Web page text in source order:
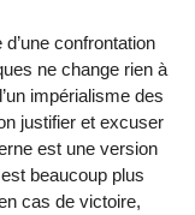
confrontation
ne change rien à
impérialisme des
justifier et excuser
est une version
beaucoup plus
cas de victoire,